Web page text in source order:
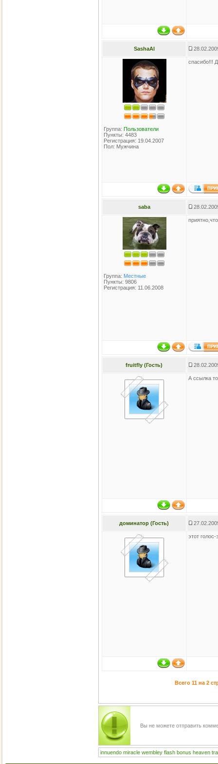
SashaAl
Группа: Пользователи
Пункты: 4483
Регистрация: 19.04.2007
Пол: Мужчина
спасибо!!!
saba
Группа: Местные
Пункты: 9806
Регистрация: 11.06.2008
fruitfly (Гость)
А ссылка
доминатор (Гость)
этот голос-
Всего 11 на 2
Вы не можете отправить
innuendo miracle wembley flash bonus heaven